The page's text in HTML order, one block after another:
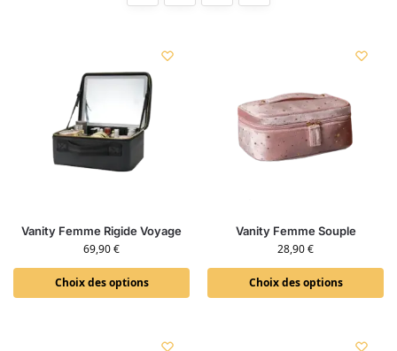
Vanity Femme Rigide Voyage
69,90€
Choix des options
Vanity Femme Souple
28,90€
Choix des options